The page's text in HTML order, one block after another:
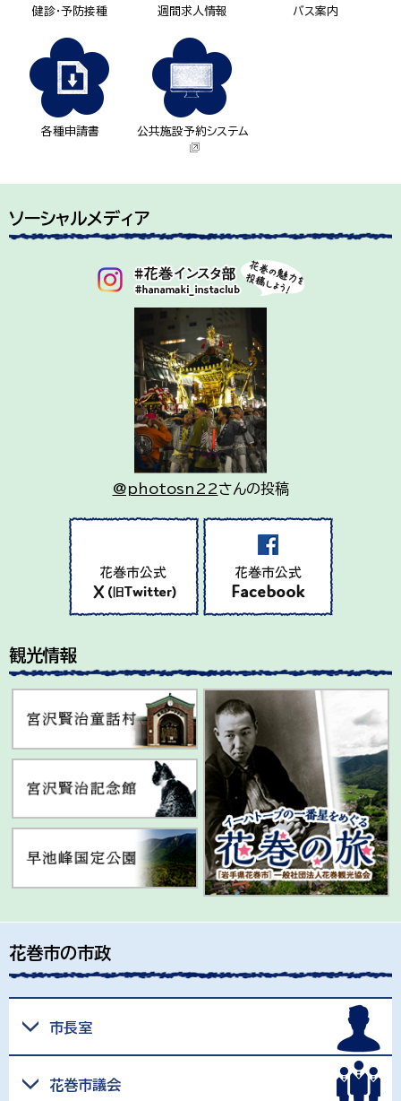
健診・予防接種 週間求人情報 バス案内
各種申請書 公共施設予約システム
ソーシャルメディア
@photosn22さんの投稿
観光情報
花巻市の市政
市長室
花巻市議会